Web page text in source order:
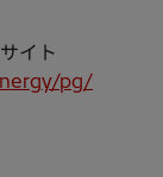
イト
pg/